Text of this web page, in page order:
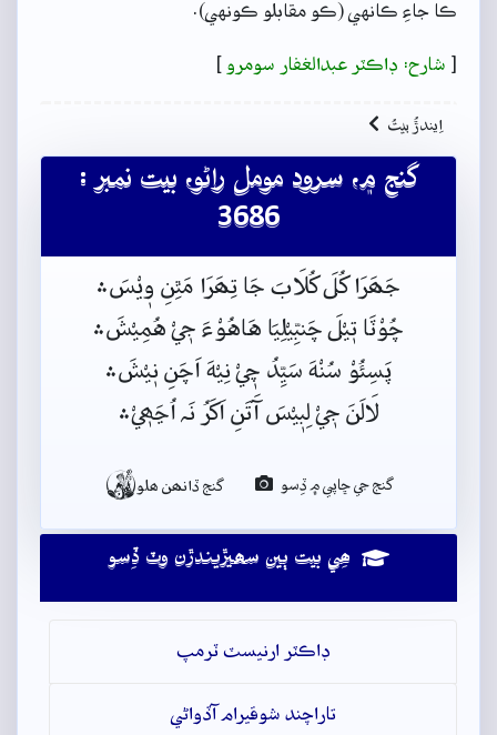
ڪا جاءِ ڪانهي (ڪو مقابلو ڪونهي).
[ شارح: ڊاڪٽر عبدالغفار سومرو ]
اِيندڙُ بيتُ
گنج ۾، سرود مومل راڻو، بيت نمبر :
3686
جَھَرَا کُلَ کُلَابَ جَا تِھَرَا مَٿِنِ وٖيْسَ﮶
چُوْٽَا تٖيْلَ چَنبِّيْلِيَا هَاهُوْءَ جٖيْ هُمِيْشَ﮶
پَسِئُوْ سُنْهَ سَيِّدُ چٖيْ نِيْهَ اَچَنِ نٖيْشَ﮶
لَالَنَ جٖيْ لِبٖيْسَ آَتَنِ اَکَرُ نَہ اُڃَھٖيْ﮶
گنج جي ڇاپي ۾ ڏِسو گنج ڏانھن ھلو
ھِي بيت ٻين سھيڙيندڙن وٽ ڏِسو
ڊاڪٽر ارنيسٽ ٽرمپ
تاراچند شوقيرام آڏواڻي